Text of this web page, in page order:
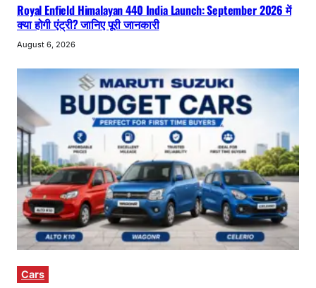
Royal Enfield Himalayan 440 India Launch: September 2026 में
क्या होगी एंट्री? जानिए पूरी जानकारी
August 6, 2026
Cars